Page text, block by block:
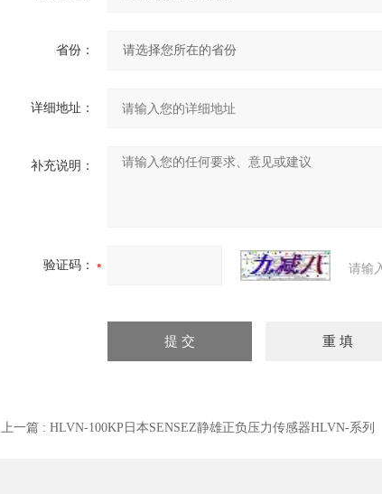
省份：
详细地址：
补充说明：
验证码： 请输
上一篇 : HLVN-100KP日本SENSEZ静雄正负压力传感器HLVN-系列